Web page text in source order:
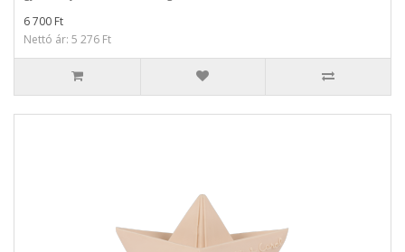
6 700 Ft
Nettó ár: 5 276 Ft